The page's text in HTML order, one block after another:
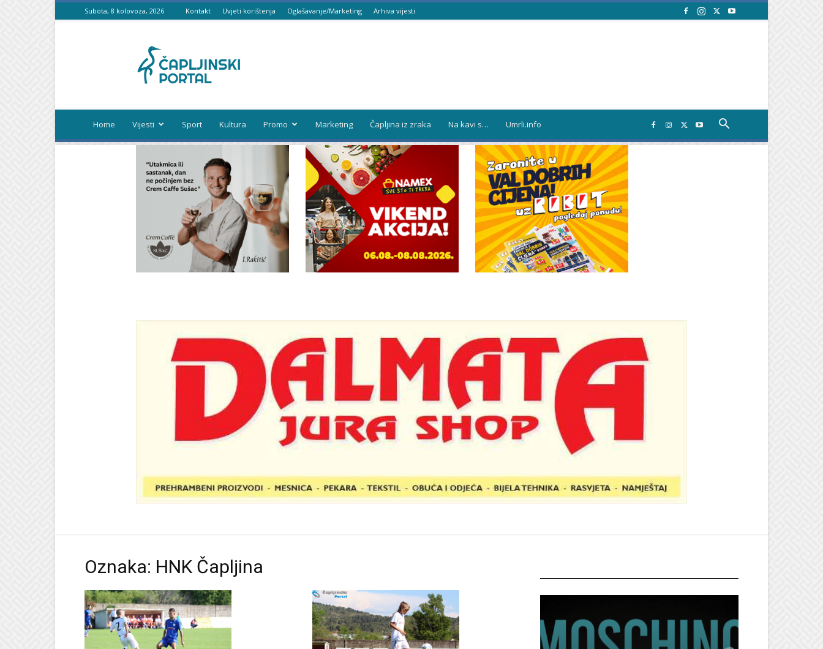
Subota, 8 kolovoza, 2026 Kontakt Uvjeti korištenja Oglašavanje/Marketing Arhiva vijesti
portal
Home Vijesti Sport Kultura Promo Marketing Čapljina iz zraka Na kavi s… Umrli.info
Oznaka: HNK Čapljina